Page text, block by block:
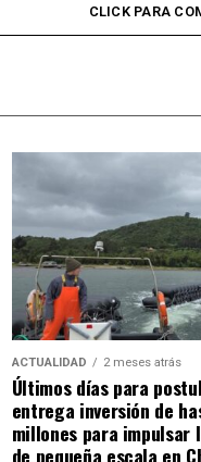
CLICK PARA
ACTUALIDAD 2 meses atrás
Últimos días para
entrega inversión de
millones para impulsar
de pequeña escala en